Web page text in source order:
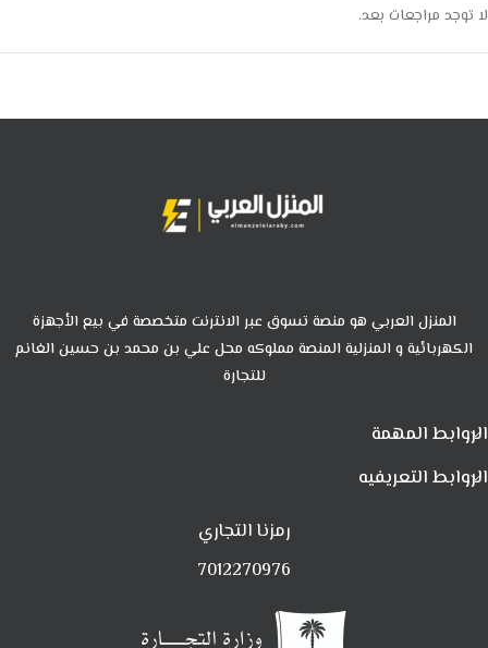
لا توجد مراجعات بعد.
المنزل العربي هو منصة تسوق عبر الانترنت متخصصة في بيع الأجهزة
الكهربائية و المنزلية المنصة مملوكه محل علي بن محمد بن حسين الغانم
للتجارة
الروابط المهمة
الروابط التعريفيه
رمزنا التجاري
7012270976